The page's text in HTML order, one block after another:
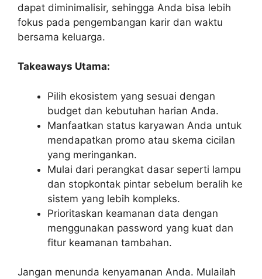
dapat diminimalisir, sehingga Anda bisa lebih
fokus pada pengembangan karir dan waktu
bersama keluarga.
Takeaways Utama:
Pilih ekosistem yang sesuai dengan
budget dan kebutuhan harian Anda.
Manfaatkan status karyawan Anda untuk
mendapatkan promo atau skema cicilan
yang meringankan.
Mulai dari perangkat dasar seperti lampu
dan stopkontak pintar sebelum beralih ke
sistem yang lebih kompleks.
Prioritaskan keamanan data dengan
menggunakan password yang kuat dan
fitur keamanan tambahan.
Jangan menunda kenyamanan Anda. Mulailah